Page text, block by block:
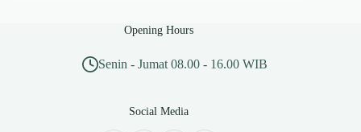
Opening Hours
Senin - Jumat 08.00 - 16.00 WIB
Social Media